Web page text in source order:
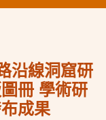
沿線洞窟研
冊 ​學術研
成果